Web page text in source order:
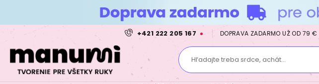
+421 222 205 167 DOPRAVA ZADARMO UŽ OD 79 €
Hľadajte treba srdce, achát...